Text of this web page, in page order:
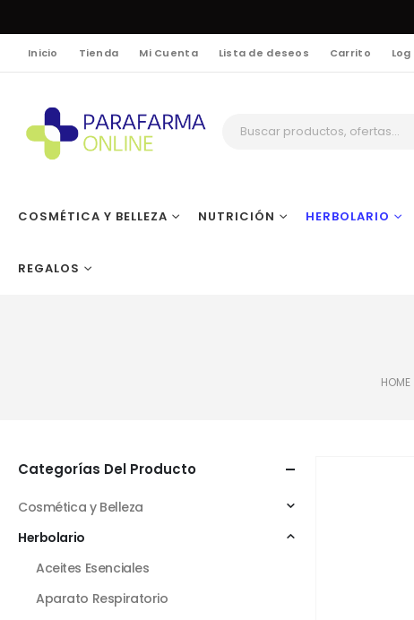
Inicio Tienda Mi Cuenta Lista de deseos Carrito Log
COSMÉTICA Y BELLEZA NUTRICIÓN HERBOLARIO
REGALOS
HOME
Categorías Del Producto
Cosmética y Belleza
Herbolario
Aceites Esenciales
Aparato Respiratorio